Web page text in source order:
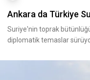
Ankara da Türkiye
Suriye'nin toprak
diplomatik temaslar